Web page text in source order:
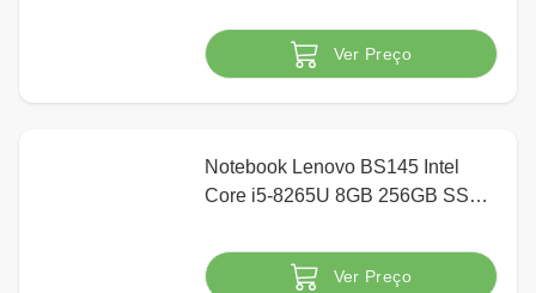
Preto
Indisponível
Ver Preço
Notebook Lenovo BS145 Intel
Core i5-8265U 8GB 256GB SSD
Indisponível
Ver Preço